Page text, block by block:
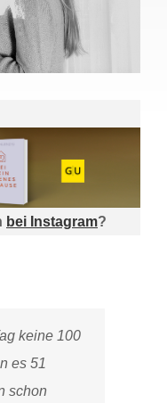
bei Instagram?
keine 100
es 51
schon